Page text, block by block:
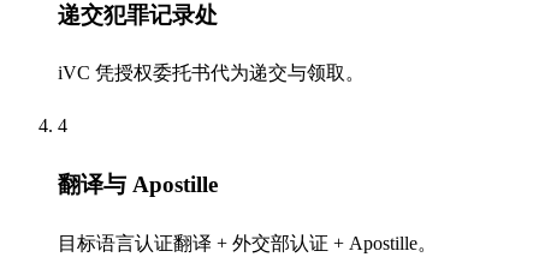
递交犯罪记录处
iVC 凭授权委托书代为递交与领取。
4
翻译与 Apostille
目标语言认证翻译 + 外交部认证 + Apostille。